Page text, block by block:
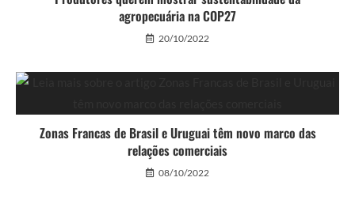
agropecuária na COP27
20/10/2022
Zonas Francas de Brasil e Uruguai têm novo marco das
relações comerciais
08/10/2022